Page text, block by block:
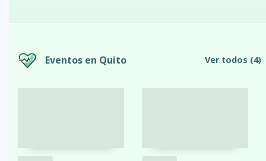
Eventos en Quito Ver todos (4)